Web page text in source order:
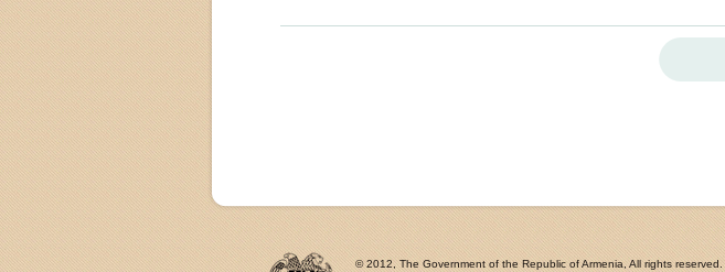
© 2012, The Government of the Republic of Armenia, All rights reserved.